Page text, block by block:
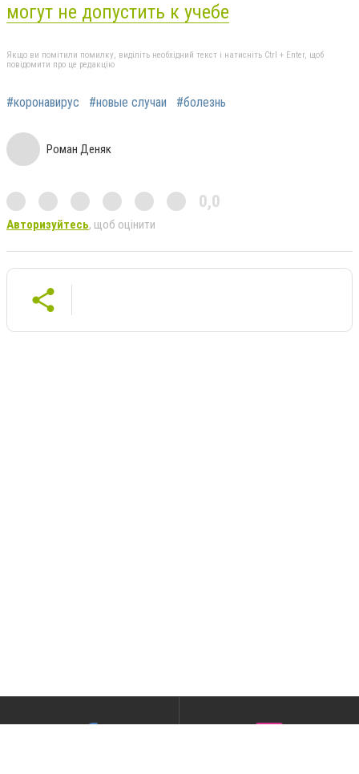
могут не допустить к учебе
Якщо ви помітили помилку, виділіть необхідний текст і натисніть Ctrl + Enter, щоб
повідомити про це редакцію
#коронавирус #новые случаи #болезнь
Роман Деняк
0,0
Авторизуйтесь, щоб оцінити